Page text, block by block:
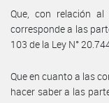
Que, con relación
corresponde a las
103 de la Ley N°
Que en cuanto a las
hacer saber a las